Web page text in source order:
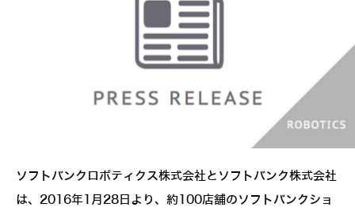
ソフトバンクロボティクス株式会社とソフトバンク株式会社
は、2016年1月28日より、約100店舗のソフトバンクショ